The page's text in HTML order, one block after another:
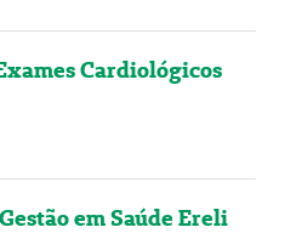
Cardiológicos
em Saúde Ereli